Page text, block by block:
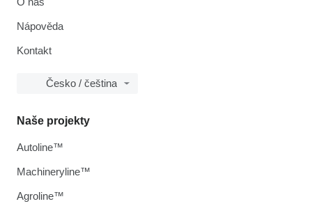
Nápověda
Kontakt
Česko / čeština
Naše projekty
Autoline™
Machineryline™
Agroline™